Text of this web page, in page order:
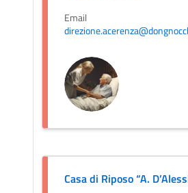
Email
Casa di Riposo “A.